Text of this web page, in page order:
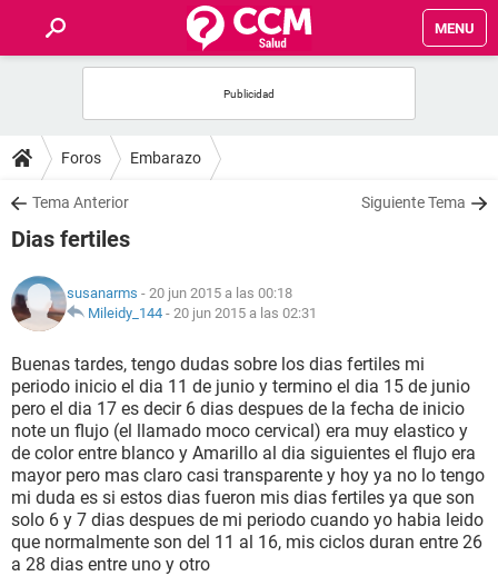
MENU
FOROS
SALUD
NUTRICIÓN
BIENESTAR
SEXUALIDAD
GLOSARIO
Foros Embarazo
Tema Anterior Siguiente Tema
Dias fertiles
susanarms - 20 jun 2015 a las 00:18
Mileidy_144 - 20 jun 2015 a las 02:31
Buenas tardes, tengo dudas sobre los dias fertiles mi
periodo inicio el dia 11 de junio y termino el dia 15 de junio
pero el dia 17 es decir 6 dias despues de la fecha de inicio
note un flujo (el llamado moco cervical) era muy elastico y
de color entre blanco y Amarillo al dia siguientes el flujo era
mayor pero mas claro casi transparente y hoy ya no lo tengo
mi duda es si estos dias fueron mis dias fertiles ya que son
solo 6 y 7 dias despues de mi periodo cuando yo habia leido
que normalmente son del 11 al 16, mis ciclos duran entre 26
a 28 dias entre uno y otro